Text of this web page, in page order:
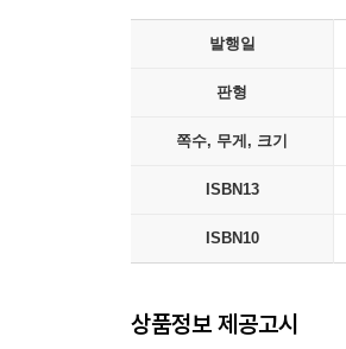
발행일
판형
쪽수, 무게, 크기
ISBN13
ISBN10
상품정보 제공고시